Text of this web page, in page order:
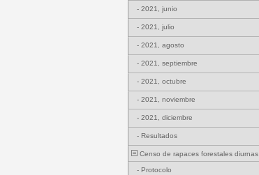
- 2021, junio
- 2021, julio
- 2021, agosto
- 2021, septiembre
- 2021, octubre
- 2021, noviembre
- 2021, diciembre
- Resultados
Censo de rapaces forestales diurnas
- Protocolo